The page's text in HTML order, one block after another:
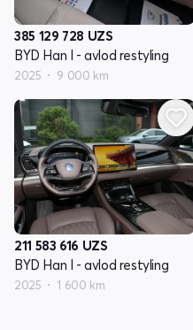
385 129 728 UZS
BYD Han I - avlod restyling
2025 9 000 km
211 583 616 UZS
BYD Han I - avlod restyling
2025 1 600 km